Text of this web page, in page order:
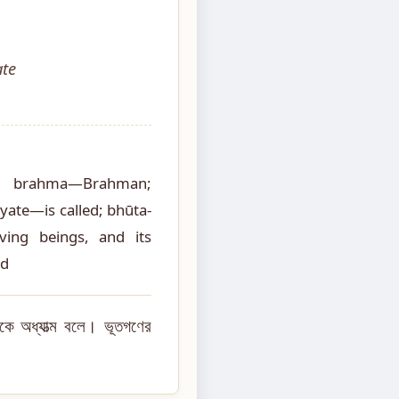
called; bhūta-
beings, and its
অধ্যাত্ম বলে। ভূতগণের